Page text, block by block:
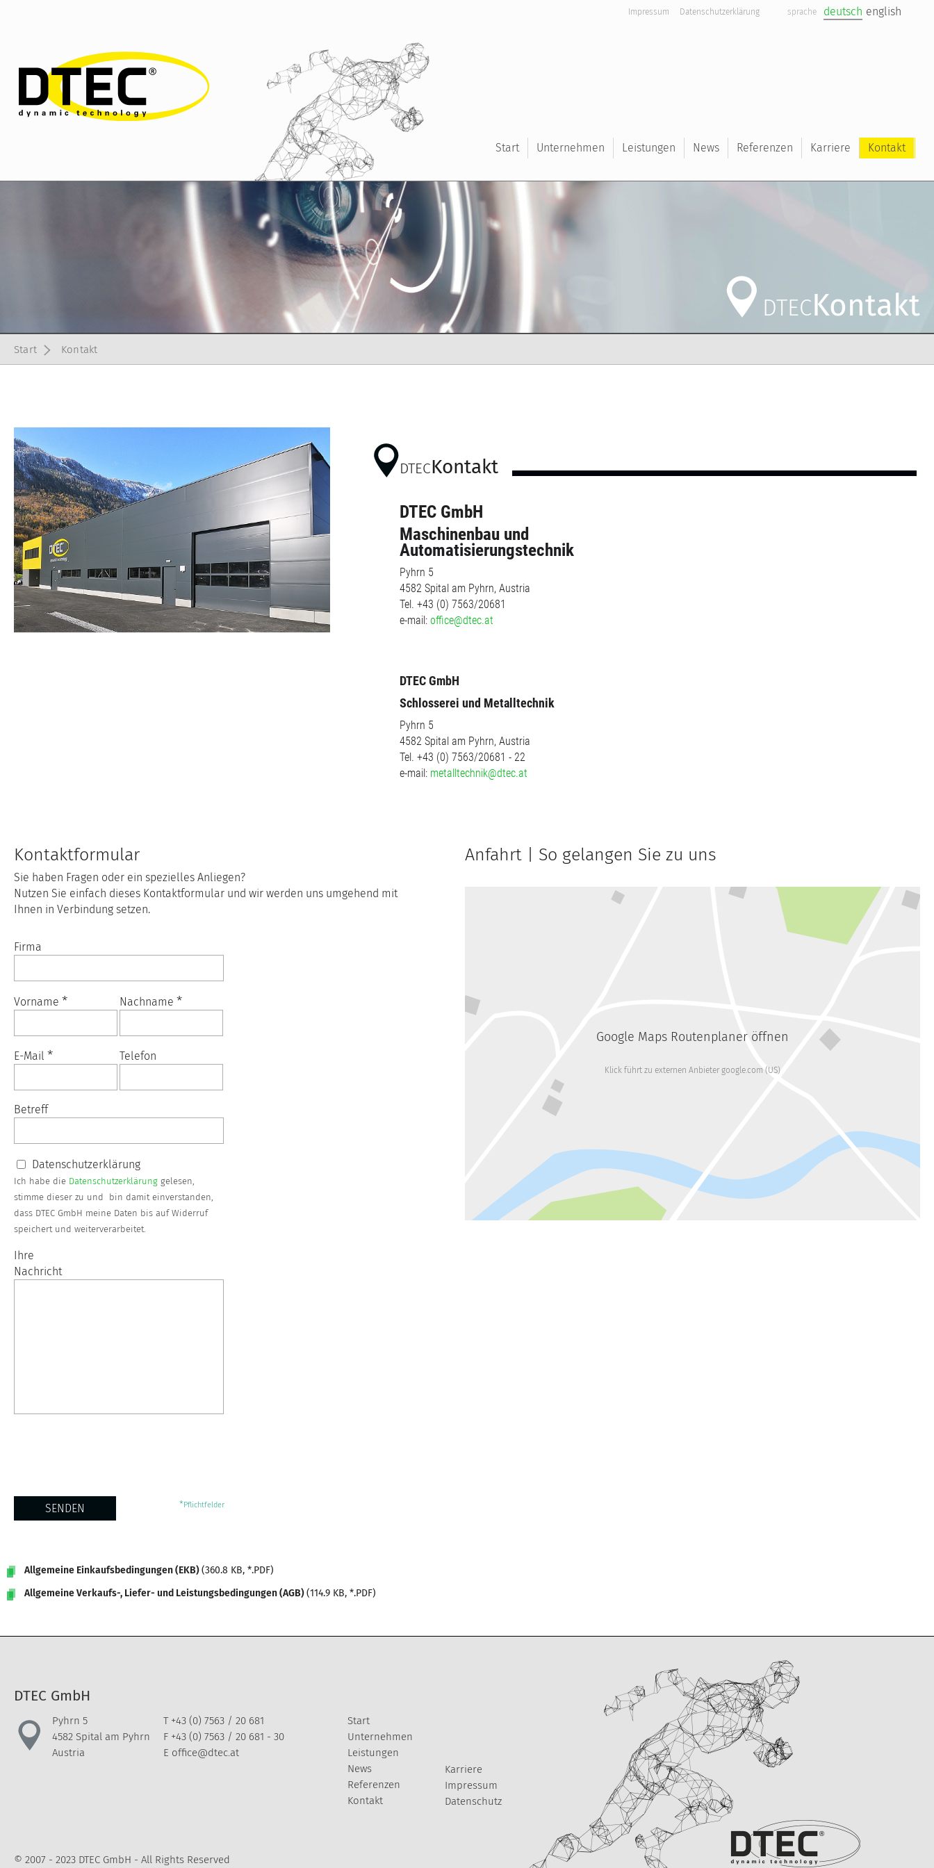
Impressum Datenschutzerklärung sprache deutsch english
Start Unternehmen Leistungen News Referenzen Karriere Kontakt
DTECKontakt
Start Kontakt
DTECKontakt
DTEC GmbH
Maschinenbau und
Automatisierungstechnik
Pyhrn 5
4582 Spital am Pyhrn, Austria
Tel. +43 (0) 7563/20681
e-mail: office@dtec.at
DTEC GmbH
Schlosserei und Metalltechnik
Pyhrn 5
4582 Spital am Pyhrn, Austria
Tel. +43 (0) 7563/20681 - 22
e-mail: metalltechnik@dtec.at
Kontaktformular
Sie haben Fragen oder ein spezielles Anliegen?
Nutzen Sie einfach dieses Kontaktformular und wir werden uns umgehend mit
Ihnen in Verbindung setzen.
Firma
Vorname * Nachname *
E-Mail * Telefon
Betreff
Datenschutzerklärung
Ich habe die Datenschutzerklärung gelesen,
stimme dieser zu und bin damit einverstanden,
dass DTEC GmbH meine Daten bis auf Widerruf
speichert und weiterverarbeitet.
Ihre
Nachricht
SENDEN *Pflichtfelder
Anfahrt | So gelangen Sie zu uns
Google Maps Routenplaner öffnen
Klick führt zu externen Anbieter google.com (US)
Allgemeine Einkaufsbedingungen (EKB)(360.8 KB, *.PDF)
Allgemeine Verkaufs-, Liefer- und Leistungsbedingungen (AGB)(114.9 KB, *.PDF)
DTEC GmbH
Pyhrn 5
4582 Spital am Pyhrn
Austria
T +43 (0) 7563 / 20 681
F +43 (0) 7563 / 20 681 - 30
E office@dtec.at
© 2007 - 2023 DTEC GmbH - All Rights Reserved
Start
Unternehmen
Leistungen
News
Referenzen
Kontakt
Karriere
Impressum
Datenschutz